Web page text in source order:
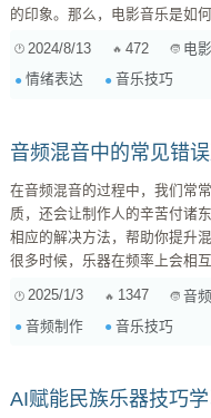
的印象。那么，电影音乐是如何表达情绪的呢？
律等音乐元素的组合运用来实现。 音调： 高音调往往代表兴奋、紧
悦等情绪，而低音调则代表沉
2024/8/13 472 电
情绪表达
音乐技巧
音频混音中的常见错
在音频混音的过程中，我们常
质，还会让制作人的辛苦付诸
相应的解决方法，帮助你提升混音质
很多时候，乐器在频率上会相
鼓的中频段重叠，或者人声被
EQ（均衡器）进行频率剪切，
动态控制失衡 无论是声部之间的动态对比，还是音量的统一，缺乏合适的
2025/1/3 1347 音
音频制作
音乐技巧
AI赋能民族乐器技巧